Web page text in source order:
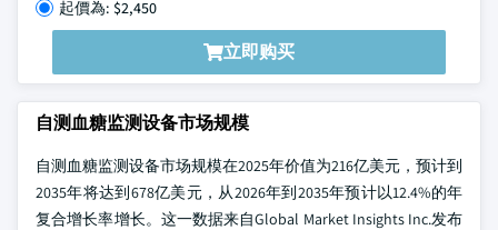
起價為: $2,450
立即购买
自测血糖监测设备市场规模
自测血糖监测设备市场规模在2025年价值为216亿美元，预计到
2035年将达到678亿美元，从2026年到2035年预计以12.4%的年
复合增长率增长。这一数据来自Global Market Insights Inc.发布